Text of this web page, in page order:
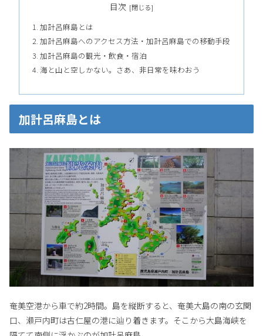
目次
加計呂麻島とは
加計呂麻島へのアクセス方法・加計呂麻島での移動手段
加計呂麻島の観光・飲食・宿泊
海と山と空しかない。さあ、非日常を味わおう
加計呂麻島とは
奄美空港から車で約2時間。島を縦断すると、奄美大島の南の玄関
口、瀬戸内町は古仁屋の港に辿り着きます。そこから大島海峡を